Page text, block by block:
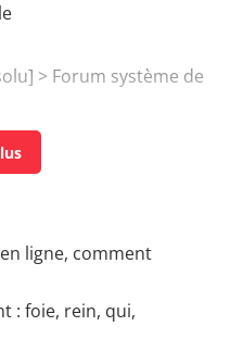
> Forum système de
Forum système de santé
système de santé
- Ecole maternelle
ligne, comment
: foie, rein, qui,